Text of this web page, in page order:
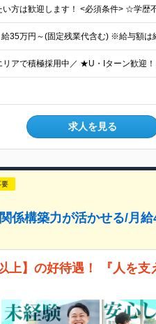
求人を見る
要
係構築力が活かせる/月
上】の好待遇！ 『人を支